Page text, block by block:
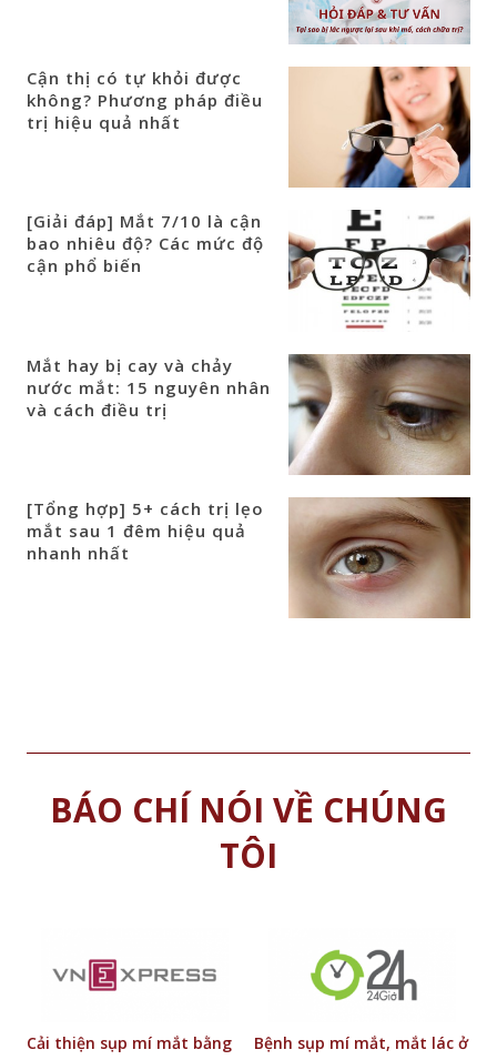
Cận thị có tự khỏi được
không? Phương pháp điều
trị hiệu quả nhất
[Giải đáp] Mắt 7/10 là cận
bao nhiêu độ? Các mức độ
cận phổ biến
Mắt hay bị cay và chảy
nước mắt: 15 nguyên nhân
và cách điều trị
[Tổng hợp] 5+ cách trị lẹo
mắt sau 1 đêm hiệu quả
nhanh nhất
BÁO CHÍ NÓI VỀ CHÚNG
TÔI
Bệnh sụp mí mắt, mắt lác ở
Phương pháp đông y điều